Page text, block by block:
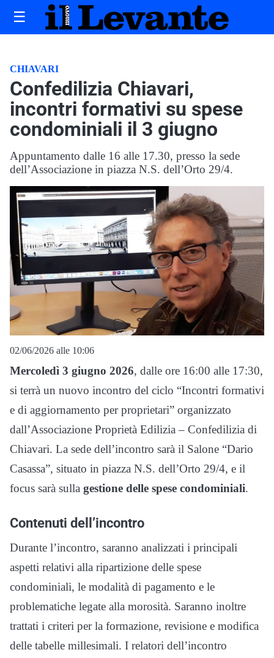
☰
CHIAVARI
Confedilizia Chiavari,
incontri formativi su spese
condominiali il 3 giugno
Appuntamento dalle 16 alle 17.30, presso la sede
dell’Associazione in piazza N.S. dell’Orto 29/4.
02/06/2026 alle 10:06
Mercoledì 3 giugno 2026, dalle ore 16:00 alle 17:30,
si terrà un nuovo incontro del ciclo “Incontri formativi
e di aggiornamento per proprietari” organizzato
dall’Associazione Proprietà Edilizia – Confedilizia di
Chiavari. La sede dell’incontro sarà il Salone “Dario
Casassa”, situato in piazza N.S. dell’Orto 29/4, e il
focus sarà sulla gestione delle spese condominiali.
Contenuti dell’incontro
Durante l’incontro, saranno analizzati i principali
aspetti relativi alla ripartizione delle spese
condominiali, le modalità di pagamento e le
problematiche legate alla morosità. Saranno inoltre
trattati i criteri per la formazione, revisione e modifica
delle tabelle millesimali. I relatori dell’incontro